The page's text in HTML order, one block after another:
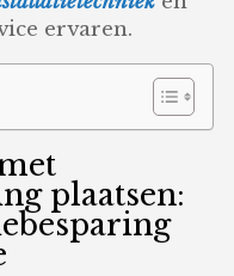
ervaren.
plaatsen: